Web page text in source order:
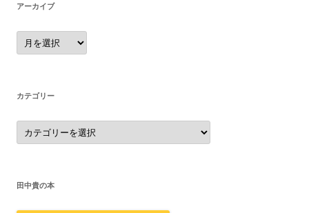
アーカイブ
ア
ー
カ
カテゴリー
カ
テ
ゴ
田中貴の本